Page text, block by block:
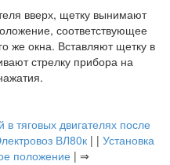
вверх, щетку вынимают
соответствующее
же окна. Вставляют щетку в
стрелку прибора на
тяговых двигателях после
ВЛ80к| | Установка
положение | ⇒